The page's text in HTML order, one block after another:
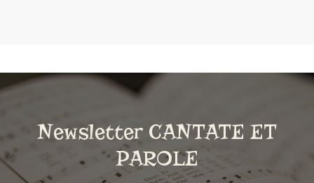
Newsletter CANTATE ET
PAROLE